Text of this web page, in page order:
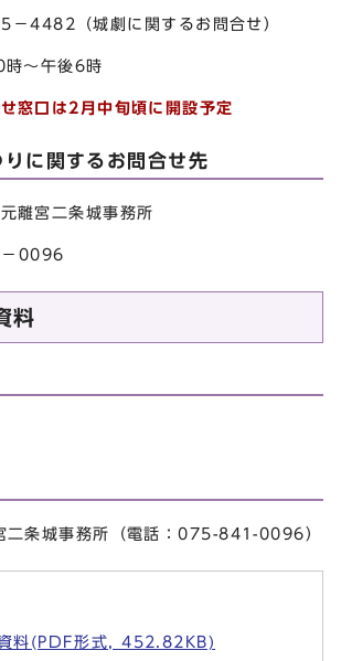
（城劇に関するお問合せ）
時～午後6時
窓口は2月中旬頃に開設予定
に関するお問合せ先
離宮二条城事務所
0096
料
二条城事務所（電話：075-841-0096）
料(PDF形式, 452.82KB)